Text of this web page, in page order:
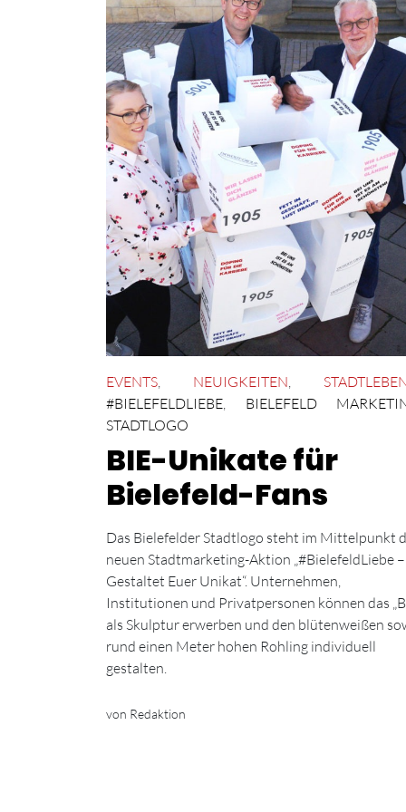
EVENTS NEUIGKEITEN
#BIELEFELDLIEBE
BIELEFELD
STADTLOGO
BIE-Unikate für
Bielefeld-Fans
Das Bielefelder Stadtlogo steht im Mittelpunkt
neuen Stadtmarketing-Aktion „#BielefeldLiebe –
Gestaltet Euer Unikat“. Unternehmen,
Institutionen und Privatpersonen können das
als Skulptur erwerben und den blütenweißen
rund einen Meter hohen Rohling individuell
gestalten.
von Redaktion